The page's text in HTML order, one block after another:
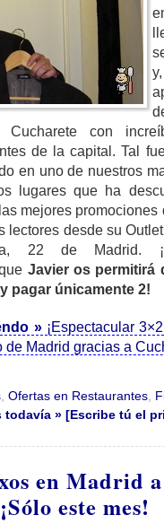
Cucharete con
de la capital. Tal
en uno de nuestros
lugares que ha
mejores
lectores desde su
22 de Madrid.
Javier os permitirá
pagar únicamente 2!
» ¡Espectacular
de Madrid gracias a
Ofertas en Restaurantes
todavía » [Escribe tú el
en Madrid
este mes!